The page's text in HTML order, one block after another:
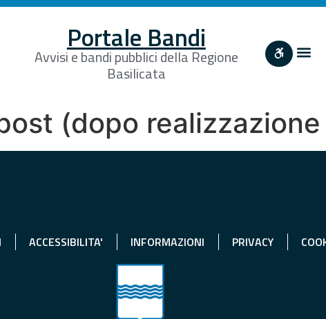
Portale Bandi
Avvisi e bandi pubblici della Regione
Basilicata
(dopo
ACCESSIBILITA' INFORMAZIONI PRIVACY